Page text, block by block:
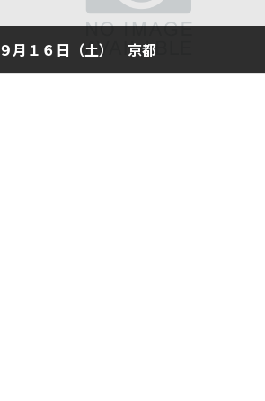
９月１６日（土） 京都